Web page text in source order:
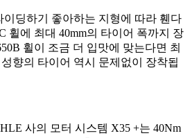
딩하기 좋아하는 지형에 따라 휀다
휠에 최대 40mm의 타이어 폭까지 장
휠이 조금 더 입맛에 맞는다면 최
향의 타이어 역시 문제없이 장착됩
사의 모터 시스템 X35 +는 40Nm